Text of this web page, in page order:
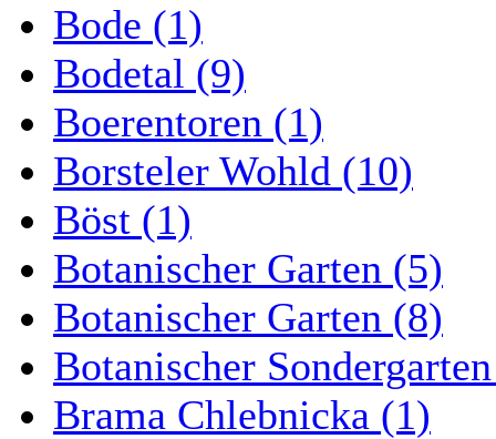
Bode (1)
Bodetal (9)
Boerentoren (1)
Borsteler Wohld (10)
Böst (1)
Botanischer Garten (5)
Botanischer Garten (8)
Botanischer
Brama Chlebnicka (1)